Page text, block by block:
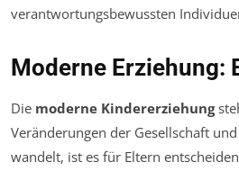
verantwortungsbewussten
Moderne Erziehung:
Die moderne Kindererziehung
Veränderungen der Gesellschaft
wandelt, ist es für Eltern